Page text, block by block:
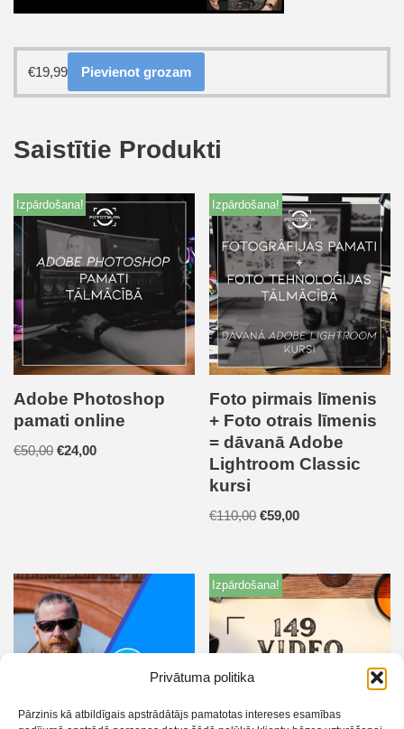
Privātuma politika
Pārzinis kā atbildīgais apstrādātājs pamatotas intereses esamības
€19,99 Pievienot grozam
Saistītie Produkti
Izpārdošana!
Adobe Photoshop
pamati online
€50,00 €24,00
Izpārdošana!
Foto pirmais līmenis
+ Foto otrais līmenis
= dāvanā Adobe
Lightroom Classic
kursi
€110,00 €59,00
Izpārdošana!